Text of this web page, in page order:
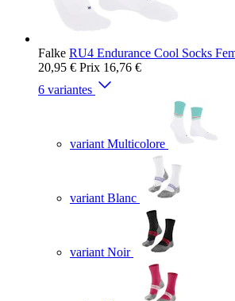
Falke RU4 Endurance Cool Socks
20,95 € Prix 16,76 €
6 variantes
variant Multicolore
variant Blanc
variant Noir